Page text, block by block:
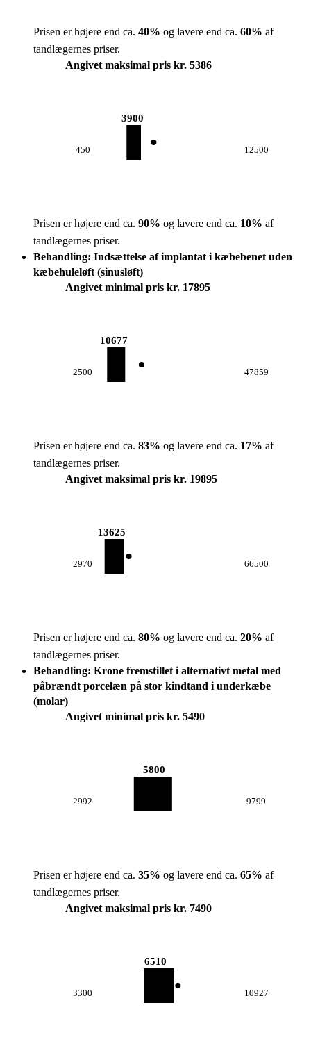
Prisen er højere end ca. 40% og lavere end ca. 60% af
tandlægernes priser.
Angivet maksimal pris kr. 5386
450
3900
12500
Prisen er højere end ca. 90% og lavere end ca. 10% af
tandlægernes priser.
Behandling: Indsættelse af implantat i kæbebenet uden
kæbehuleløft (sinusløft)
Angivet minimal pris kr. 17895
2500
10677
47859
Prisen er højere end ca. 83% og lavere end ca. 17% af
tandlægernes priser.
Angivet maksimal pris kr. 19895
2970
13625
66500
Prisen er højere end ca. 80% og lavere end ca. 20% af
tandlægernes priser.
Behandling: Krone fremstillet i alternativt metal med
påbrændt porcelæn på stor kindtand i underkæbe
(molar)
Angivet minimal pris kr. 5490
2992
5800
9799
Prisen er højere end ca. 35% og lavere end ca. 65% af
tandlægernes priser.
Angivet maksimal pris kr. 7490
3300
6510
10927